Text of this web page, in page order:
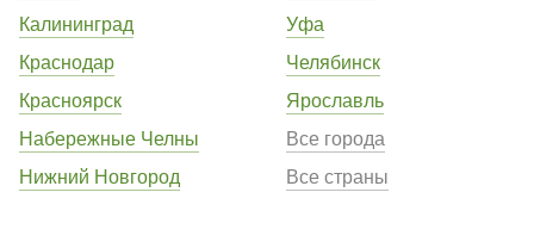
Калининград
Краснодар
Красноярск
Набережные Челны
Нижний Новгород
Уфа
Челябинск
Ярославль
Все города
Все страны